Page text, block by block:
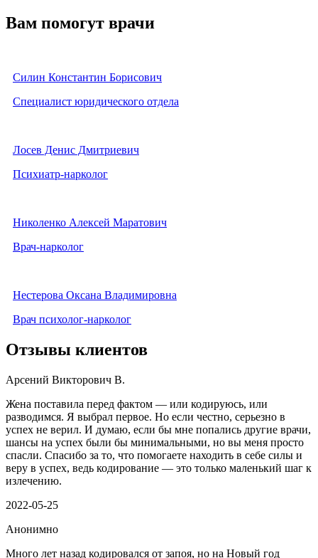
Вам помогут врачи
Силин Константин Борисович
Специалист юридического отдела
Лосев Денис Дмитриевич
Психиатр-нарколог
Николенко Алексей Маратович
Врач-нарколог
Нестерова Оксана Владимировна
Врач психолог-нарколог
Отзывы клиентов
Арсений Викторович В.
Жена поставила перед фактом — или кодируюсь, или
разводимся. Я выбрал первое. Но если честно, серьезно в
успех не верил. И думаю, если бы мне попались другие врачи,
шансы на успех были бы минимальными, но вы меня просто
спасли. Спасибо за то, что помогаете находить в себе силы и
веру в успех, ведь кодирование — это только маленький шаг к
излечению.
2022-05-25
Анонимно
Много лет назад кодировался от запоя, но на Новый год